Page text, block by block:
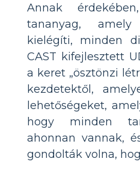
Annak
tananyag,
kielégíti, minden
CAST kifejlesztett
a keret „ösztönzi
kezdetektől,
lehetőségeket,
hogy minden
ahonnan vannak,
gondolták volna,